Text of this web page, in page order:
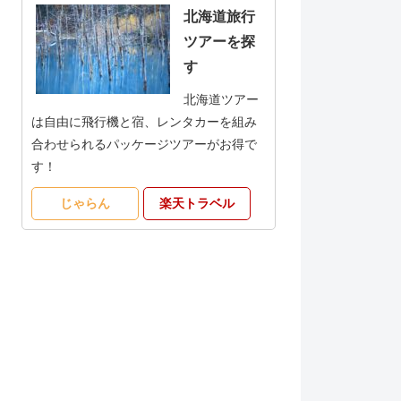
北海道旅行
ツアーを探
す
北海道ツアー
は自由に飛行機と宿、レンタカーを組み
合わせられるパッケージツアーがお得で
す！
じゃらん 楽天トラベル